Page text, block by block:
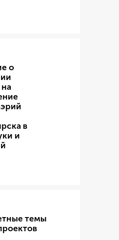
о
в
и
темы